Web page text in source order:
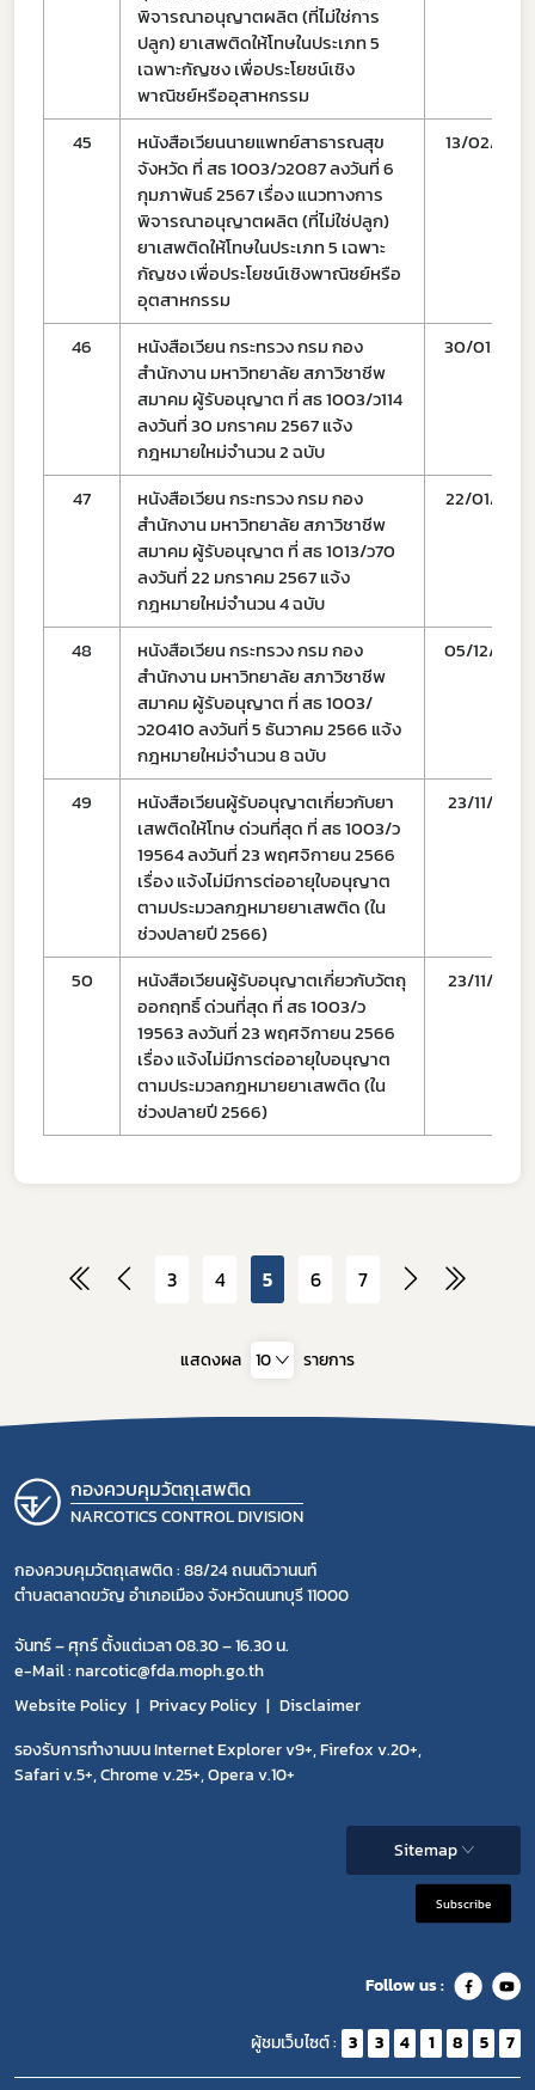
พิจารณาอนุญาตผลิต (ที่ไม่ใช่การ
ปลูก) ยาเสพติดให้โทษในประเภท 5
เฉพาะกัญชง เพื่อประโยชน์เชิง
พาณิชย์หรืออุสาหกรรม
45
หนังสือเวียนนายแพทย์สาธารณสุข
จังหวัด ที่ สธ 1003/ว2087 ลงวันที่ 6
กุมภาพันธ์ 2567 เรื่อง แนวทางการ
พิจารณาอนุญาตผลิต (ที่ไม่ใช่ปลูก)
ยาเสพติดให้โทษในประเภท 5 เฉพาะ
กัญชง เพื่อประโยชน์เชิงพาณิชย์หรือ
อุตสาหกรรม
13/02/67
46
หนังสือเวียน กระทรวง กรม กอง
สำนักงาน มหาวิทยาลัย สภาวิชาชีพ
สมาคม ผู้รับอนุญาต ที่ สธ 1003/ว114
ลงวันที่ 30 มกราคม 2567 แจ้ง
กฎหมายใหม่จำนวน 2 ฉบับ
30/01/67
47
หนังสือเวียน กระทรวง กรม กอง
สำนักงาน มหาวิทยาลัย สภาวิชาชีพ
สมาคม ผู้รับอนุญาต ที่ สธ 1013/ว70
ลงวันที่ 22 มกราคม 2567 แจ้ง
กฎหมายใหม่จำนวน 4 ฉบับ
22/01/67
48
หนังสือเวียน กระทรวง กรม กอง
สำนักงาน มหาวิทยาลัย สภาวิชาชีพ
สมาคม ผู้รับอนุญาต ที่ สธ 1003/
ว20410 ลงวันที่ 5 ธันวาคม 2566 แจ้ง
กฎหมายใหม่จำนวน 8 ฉบับ
05/12/66
49
หนังสือเวียนผู้รับอนุญาตเกี่ยวกับยา
เสพติดให้โทษ ด่วนที่สุด ที่ สธ 1003/ว
19564 ลงวันที่ 23 พฤศจิกายน 2566
เรื่อง แจ้งไม่มีการต่ออายุใบอนุญาต
ตามประมวลกฎหมายยาเสพติด (ใน
ช่วงปลายปี 2566)
23/11/66
50
หนังสือเวียนผู้รับอนุญาตเกี่ยวกับวัตถุ
ออกฤทธิ์ ด่วนที่สุด ที่ สธ 1003/ว
19563 ลงวันที่ 23 พฤศจิกายน 2566
เรื่อง แจ้งไม่มีการต่ออายุใบอนุญาต
ตามประมวลกฎหมายยาเสพติด (ใน
ช่วงปลายปี 2566)
23/11/66
3 4 5 6 7
แสดงผล 10 รายการ
กองควบคุมวัตถุเสพติด
NARCOTICS CONTROL DIVISION
กองควบคุมวัตถุเสพติด : 88/24 ถนนติวานนท์
ตำบลตลาดขวัญ อำเภอเมือง จังหวัดนนทบุรี 11000
จันทร์ – ศุกร์ ตั้งแต่เวลา 08.30 – 16.30 น.
e-Mail : narcotic@fda.moph.go.th
Website Policy
Privacy Policy
Disclaimer
รองรับการทำงานบน Internet Explorer v9+, Firefox v.20+,
Safari v.5+, Chrome v.25+, Opera v.10+
Sitemap
Subscribe
Follow us :
ผู้ชมเว็บไซต์ : 3 3 4 1 8 5 7
Subscribe
เลือกหัวข้อที่ท่านต้องการ Subscribe
กฎหมาย
การขออนุญาต
ข่าวประชาสัมพันธ์